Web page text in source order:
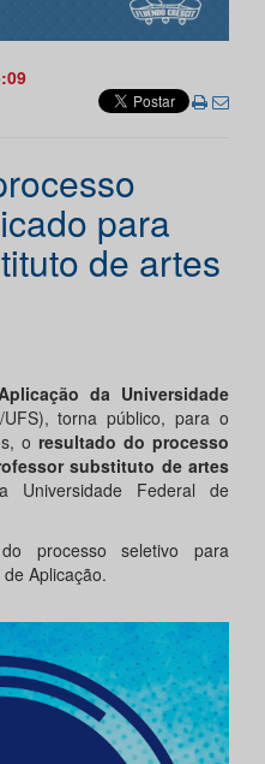
para
de artes
da Universidade
torna público, para o
o resultado do processo
substituto de artes
Universidade Federal de
processo seletivo para
Aplicação.